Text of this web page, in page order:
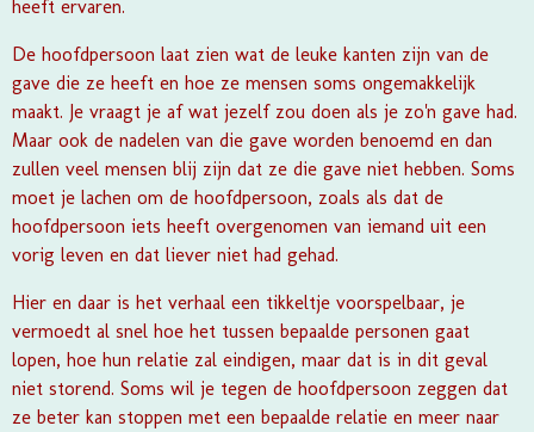
heeft ervaren.
De hoofdpersoon laat zien wat de leuke kanten zijn van de
gave die ze heeft en hoe ze mensen soms ongemakkelijk
maakt. Je vraagt je af wat jezelf zou doen als je zo'n gave had.
Maar ook de nadelen van die gave worden benoemd en dan
zullen veel mensen blij zijn dat ze die gave niet hebben. Soms
moet je lachen om de hoofdpersoon, zoals als dat de
hoofdpersoon iets heeft overgenomen van iemand uit een
vorig leven en dat liever niet had gehad.
Hier en daar is het verhaal een tikkeltje voorspelbaar, je
vermoedt al snel hoe het tussen bepaalde personen gaat
lopen, hoe hun relatie zal eindigen, maar dat is in dit geval
niet storend. Soms wil je tegen de hoofdpersoon zeggen dat
ze beter kan stoppen met een bepaalde relatie en meer naar